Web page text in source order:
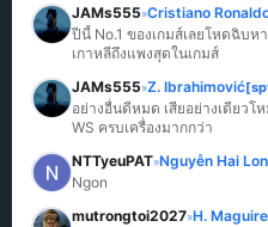
JAMs555»Cristiano
ปีนี้ No.1 ของเกมส์เลยโหดฉิบห
เกาหลีถึงแพงสุดในเกมส์
JAMs555»Z. Ibrahimović
อย่างอื่นดีหมด เสียอย่างเดียวโ
WS ครบเครื่องมากกว่า
NTTyeuPAT»Nguyễn Hai
Ngon
mutrongtoi2027»H. Maguire